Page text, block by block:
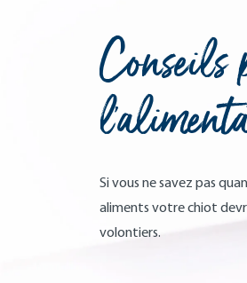
Conseils
Si vous ne savez pas
aliments votre chiot
volontiers.